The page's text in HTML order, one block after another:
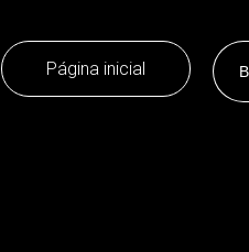
Página inicial